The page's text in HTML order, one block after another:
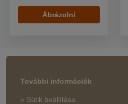
Ábrázolni
További információk
» Sütik beállítása